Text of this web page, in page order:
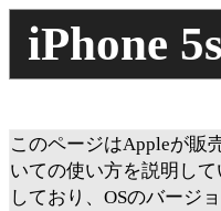
iPhone
このページはAppleが販
いての使い方を説明し
しており、OSのバージ